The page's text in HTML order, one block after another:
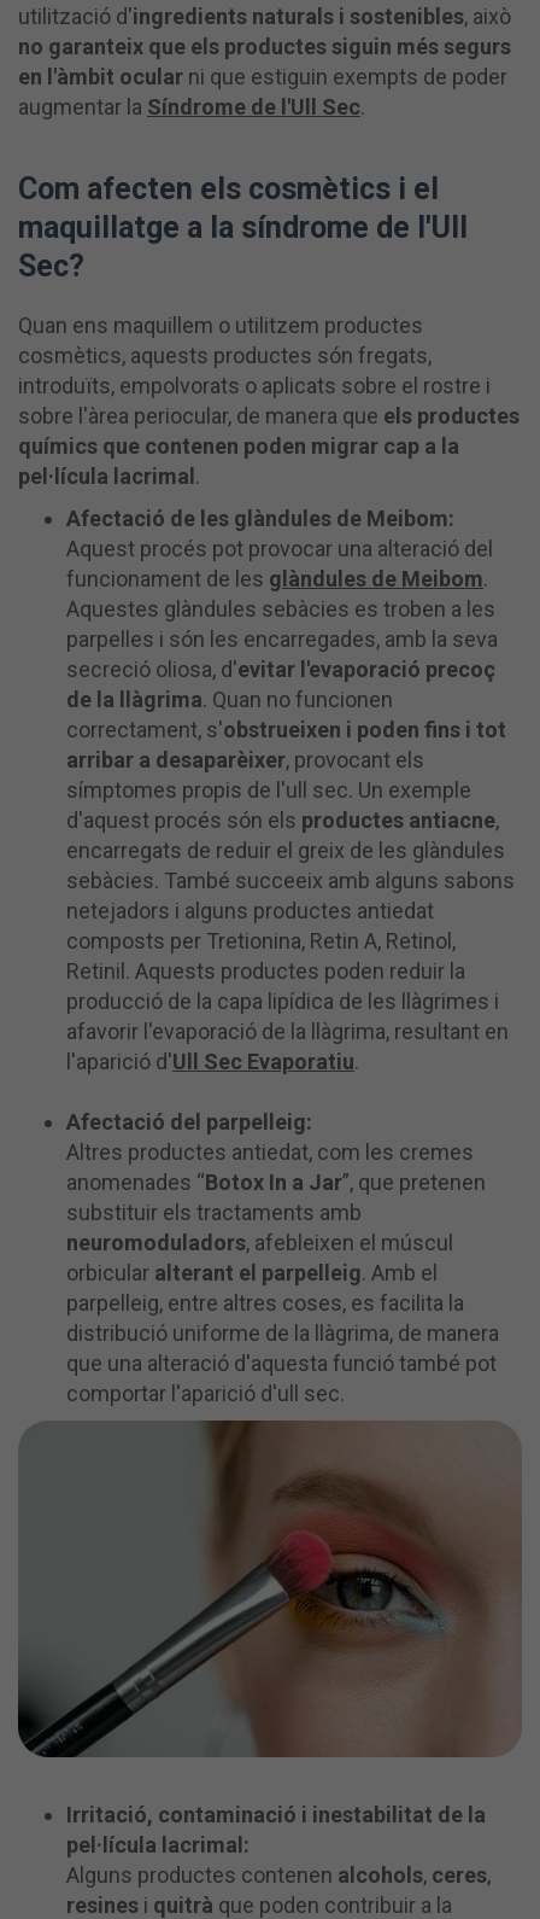
utilització d'ingredients naturals i sostenibles, això
no garanteix que els productes siguin més segurs
en l'àmbit ocular ni que estiguin exempts de poder
augmentar la Síndrome de l'Ull Sec.
Com afecten els cosmètics i el
maquillatge a la síndrome de l'Ull
Sec?
Quan ens maquillem o utilitzem productes
cosmètics, aquests productes són fregats,
introduïts, empolvorats o aplicats sobre el rostre i
sobre l'àrea periocular, de manera que els productes
químics que contenen poden migrar cap a la
pel·lícula lacrimal .
Afectació de les glàndules de Meibom:
Aquest procés pot provocar una alteració del
funcionament de les glàndules de Meibom.
Aquestes glàndules sebàcies es troben a les
parpelles i són les encarregades, amb la seva
secreció oliosa, d'evitar l'evaporació precoç
de la llàgrima. Quan no funcionen
correctament, s'obstrueixen i poden fins i tot
arribar a desaparèixer, provocant els
símptomes propis de l'ull sec. Un exemple
d'aquest procés són els productes antiacne,
encarregats de reduir el greix de les glàndules
sebàcies. També succeeix amb alguns sabons
netejadors i alguns productes antiedat
composts per Tretionina, Retin A, Retinol,
Retinil. Aquests productes poden reduir la
producció de la capa lipídica de les llàgrimes i
afavorir l'evaporació de la llàgrima, resultant en
l'aparició d'Ull Sec Evaporatiu.
Afectació del parpelleig:
Altres productes antiedat, com les cremes
anomenades “Botox In a Jar”, que pretenen
substituir els tractaments amb
neuromoduladors, afebleixen el múscul
orbicular alterant el parpelleig. Amb el
parpelleig, entre altres coses, es facilita la
distribució uniforme de la llàgrima, de manera
que una alteració d'aquesta funció també pot
comportar l'aparició d'ull sec.
Irritació, contaminació i inestabilitat de la
pel·lícula lacrimal:
Alguns productes contenen alcohols, ceres,
resines i quitrà que poden contribuir a la